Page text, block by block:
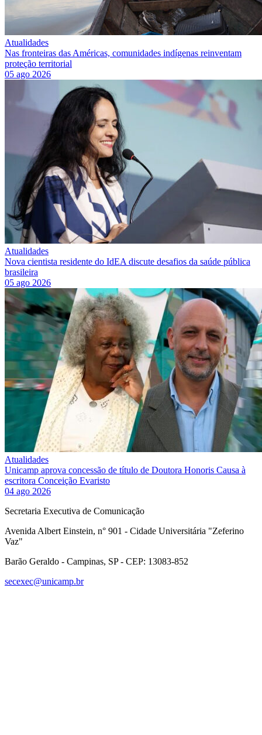
Atualidades
Nas fronteiras das Américas, comunidades indígenas reinventam
proteção territorial
05 ago 2026
Atualidades
Nova cientista residente do IdEA discute desafios da saúde pública
brasileira
05 ago 2026
Atualidades
Unicamp aprova concessão de título de Doutora Honoris Causa à
escritora Conceição Evaristo
04 ago 2026
Secretaria Executiva de Comunicação
Avenida Albert Einstein, n° 901 - Cidade Universitária "Zeferino
Vaz"
Barão Geraldo - Campinas, SP - CEP: 13083-852
secexec@unicamp.br